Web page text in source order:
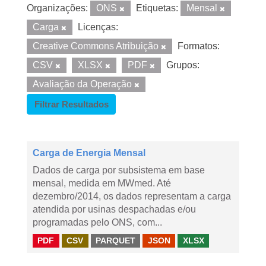
Organizações: ONS Etiquetas:
Mensal
Carga
Licenças:
Creative Commons Atribuição
Formatos:
CSV
XLSX PDF
Grupos:
Avaliação da Operação
Filtrar Resultados
Carga de Energia Mensal
Dados de carga por subsistema em base
mensal, medida em MWmed. Até
dezembro/2014, os dados representam a carga
atendida por usinas despachadas e/ou
programadas pelo ONS, com...
PDF CSV PARQUET JSON XLSX